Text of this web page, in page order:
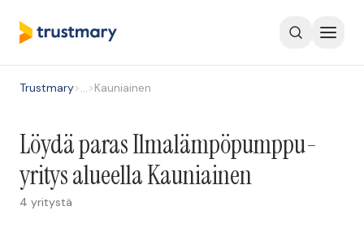
Trustmary>…>Kauniainen
Löydä paras Ilmalämpöpumppu-
yritys alueella Kauniainen
4 yritystä